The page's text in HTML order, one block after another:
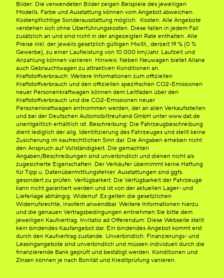
Bilder: Die verwendeten Bilder zeigen Beispiele des jeweiligen
Modells. Farbe und Ausstattung können vom Angebot abweichen.
Kostenpflichtige Sonderausstattung möglich. Kosten: Alle Angebote
verstehen sich ohne Überführungskosten. Diese fallen in jedem Fall
zusätzlich an und sind nicht in der angezeigten Rate enthalten. Alle
Preise inkl. der jeweils gesetzlich gültigen MwSt., derzeit 19 % (0 %
Gewerbe), zu einer Laufleistung von 10.000 km/Jahr. Laufzeit und
Anzahlung können variieren. Hinweis: Neben Neuwagen bietet Allane
auch Gebrauchtwagen zu attraktiven Konditionen an.
Kraftstoffverbrauch: Weitere Informationen zum offiziellen
Kraftstoffverbrauch und den offiziellen spezifischen CO2-Emissionen
neuer Personenkraftwagen können dem Leitfaden über den
Kraftstoffverbrauch und die CO2-Emissionen neuer
Personenkraftwagen entnommen werden, der an allen Verkaufsstellen
und bei der Deutschen Automobiltreuhand GmbH unter www.dat.de
unentgeltlich erhältlich ist. Beschreibung: Die Fahrzeugbeschreibung
dient lediglich der allg. Identifizierung des Fahrzeuges und stellt keine
Zusicherung im kaufrechtlichen Sinn dar. Die Angaben erheben nicht
den Anspruch auf Vollständigkeit. Die gemachten
Angaben/Beschreibungen sind unverbindlich und dienen nicht als
zugesicherte Eigenschaften. Der Verkäufer übernimmt keine Haftung
für Tipp u. Datenübermittlungsfehler. Ausstattungen sind ggfs.
gesondert zu prüfen. Verfügbarkeit: Die Verfügbarkeit der Fahrzeuge
kann nicht garantiert werden und ist von der aktuellen Lager- und
Lieferlage abhängig. Widerruf: Es gelten die gesetzlichen
Widerrufsrechte, insofern anwendbar. Weitere Informationen hierzu
und die genauen Vertragsbedingungen entnehmen Sie bitte dem
jeweiligen Kaufvertrag. Invitatio ad Offerendum: Diese Webseite stellt
kein bindendes Kaufangebot dar. Ein bindendes Angebot kommt erst
durch den Kaufvertrag zustande. Unverbindlich: Finanzierungs- und
Leasingangebote sind unverbindlich und müssen individuell durch die
finanzierende Bank geprüft und bestätigt werden. Konditionen und
Zinsen können je nach Bonität und Kreditprüfung variieren.